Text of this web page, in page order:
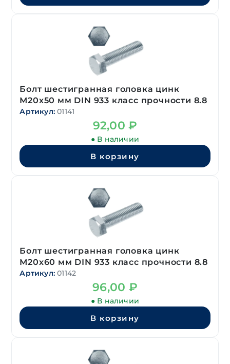
Болт шестигранная головка цинк
М20х50 мм DIN 933 класс прочности 8.8
Артикул: 01141
92,00 ₽
● В наличии
В корзину
Болт шестигранная головка цинк
М20х60 мм DIN 933 класс прочности 8.8
Артикул: 01142
96,00 ₽
● В наличии
В корзину